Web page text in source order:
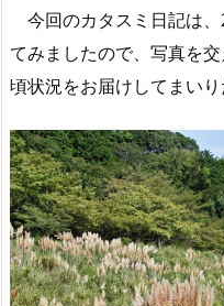
今回のカタスミ日記は
てみましたので、写真を
頃状況をお届けしてまいり